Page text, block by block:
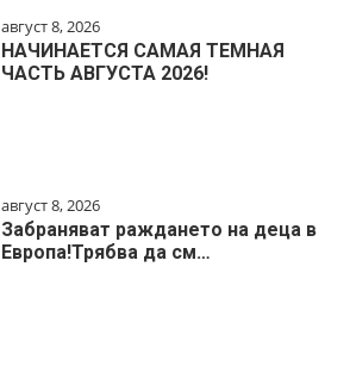
август 8, 2026
НАЧИНАЕТСЯ САМАЯ ТЕМНАЯ
ЧАСТЬ АВГУСТА 2026!
август 8, 2026
Забраняват раждането на деца в
Европа!Трябва да см…